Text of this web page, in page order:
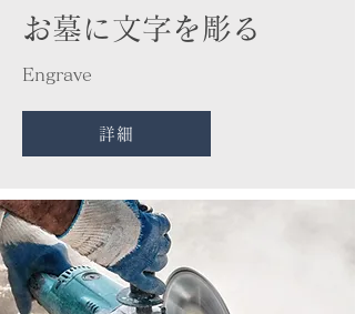
​お墓に文字を彫る
Engrave
詳細